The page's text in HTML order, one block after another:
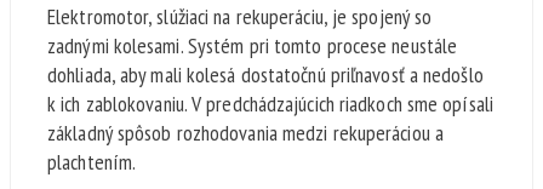
Elektromotor, slúžiaci na rekuperáciu, je spojený so
zadnými kolesami. Systém pri tomto procese neustále
dohliada, aby mali kolesá dostatočnú priľnavosť a nedošlo
k ich zablokovaniu. V predchádzajúcich riadkoch sme opísali
základný spôsob rozhodovania medzi rekuperáciou a
plachtením.